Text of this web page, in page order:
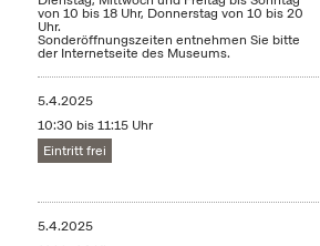
von 10 bis 18 Uhr, Donnerstag von 10 bis 20
Uhr.
Sonderöffnungszeiten entnehmen Sie bitte
der Internetseite des Museums.
5.4.2025
10:30 bis 11:15 Uhr
Eintritt frei
5.4.2025